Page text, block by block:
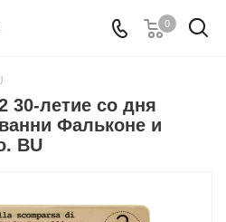
0
30-летие со дня
Фальконе и
BU